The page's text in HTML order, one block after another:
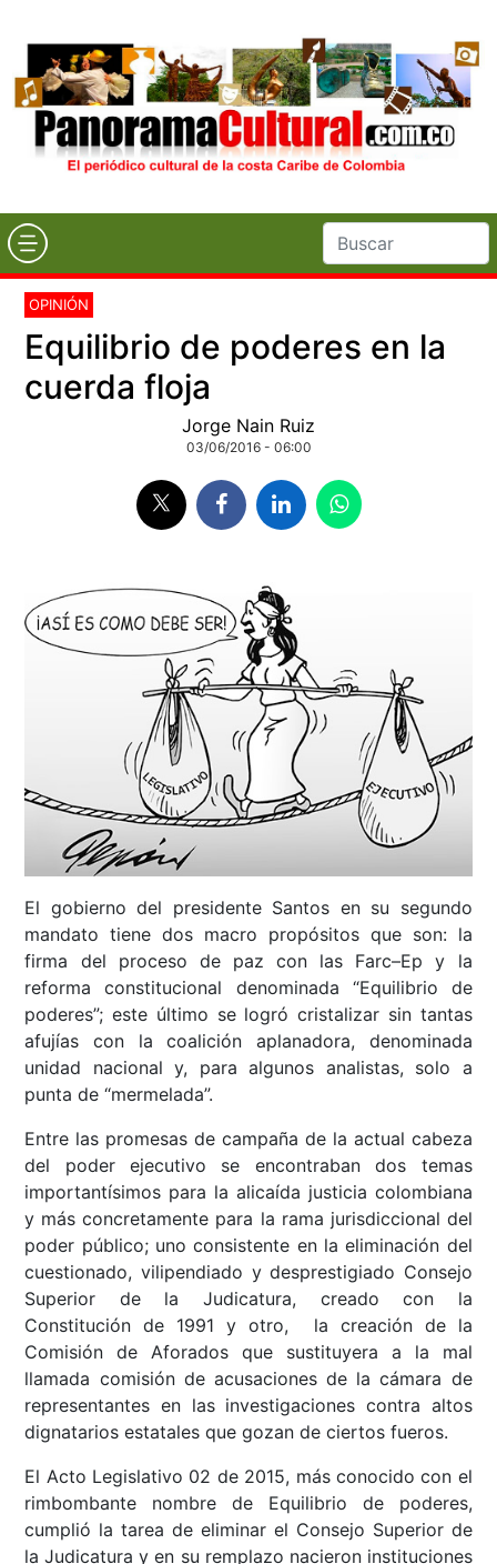
OPINIÓN
Equilibrio de poderes en la
cuerda floja
Jorge Nain Ruiz
03/06/2016 - 06:00
El gobierno del presidente Santos en su segundo
mandato tiene dos macro propósitos que son: la
firma del proceso de paz con las Farc–Ep y la
reforma constitucional denominada “Equilibrio de
poderes”; este último se logró cristalizar sin tantas
afujías con la coalición aplanadora, denominada
unidad nacional y, para algunos analistas, solo a
punta de “mermelada”.
Entre las promesas de campaña de la actual cabeza
del poder ejecutivo se encontraban dos temas
importantísimos para la alicaída justicia colombiana
y más concretamente para la rama jurisdiccional del
poder público; uno consistente en la eliminación del
cuestionado, vilipendiado y desprestigiado Consejo
Superior de la Judicatura, creado con la
Constitución de 1991 y otro, la creación de la
Comisión de Aforados que sustituyera a la mal
llamada comisión de acusaciones de la cámara de
representantes en las investigaciones contra altos
dignatarios estatales que gozan de ciertos fueros.
El Acto Legislativo 02 de 2015, más conocido con el
rimbombante nombre de Equilibrio de poderes,
cumplió la tarea de eliminar el Consejo Superior de
la Judicatura y en su remplazo nacieron instituciones